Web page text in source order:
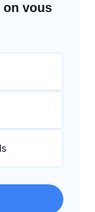
on vous